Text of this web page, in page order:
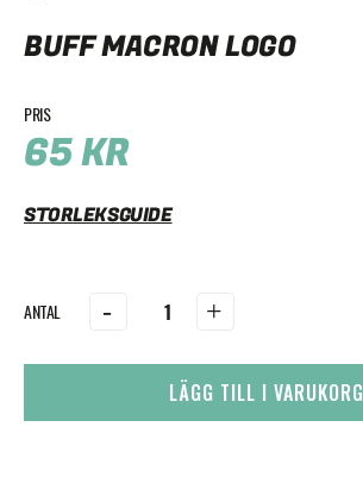
BUFF MACRON LOGO
65KR
STORLEKSGUIDE
- +
LÄGG TILL I VARUKORG